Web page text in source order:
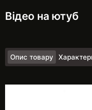
Відео на ютуб
Опис товару